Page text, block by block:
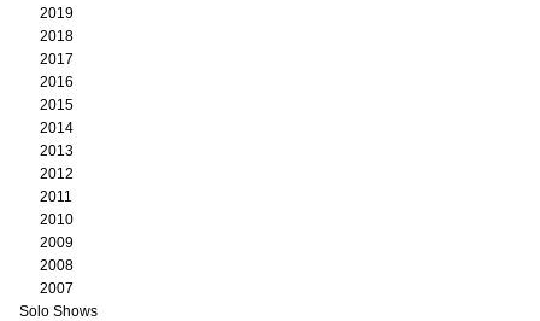
2019
2018
2017
2016
2015
2014
2013
2012
2011
2010
2009
2008
2007
Solo Shows